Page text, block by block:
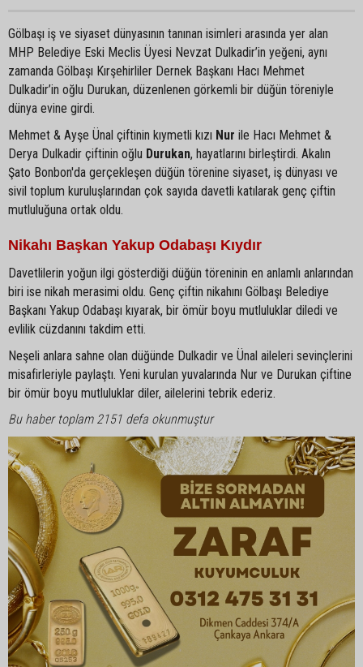
Gölbaşı iş ve siyaset dünyasının tanınan isimleri arasında yer alan
MHP Belediye Eski Meclis Üyesi Nevzat Dulkadir’in yeğeni, aynı
zamanda Gölbaşı Kırşehirliler Dernek Başkanı Hacı Mehmet
Dulkadir’in oğlu Durukan, düzenlenen görkemli bir düğün töreniyle
dünya evine girdi.
Mehmet & Ayşe Ünal çiftinin kıymetli kızı Nur ile Hacı Mehmet &
Derya Dulkadir çiftinin oğlu Durukan, hayatlarını birleştirdi. Akalın
Şato Bonbon'da gerçekleşen düğün törenine siyaset, iş dünyası ve
sivil toplum kuruluşlarından çok sayıda davetli katılarak genç çiftin
mutluluğuna ortak oldu.
Nikahı Başkan Yakup Odabaşı Kıydır
Davetlilerin yoğun ilgi gösterdiği düğün töreninin en anlamlı anlarından
biri ise nikah merasimi oldu. Genç çiftin nikahını Gölbaşı Belediye
Başkanı Yakup Odabaşı kıyarak, bir ömür boyu mutluluklar diledi ve
evlilik cüzdanını takdim etti.
Neşeli anlara sahne olan düğünde Dulkadir ve Ünal aileleri sevinçlerini
misafirleriyle paylaştı. Yeni kurulan yuvalarında Nur ve Durukan çiftine
bir ömür boyu mutluluklar diler, ailelerini tebrik ederiz.
Bu haber toplam 2151 defa okunmuştur